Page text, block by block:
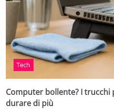
Tech
Computer bollente? I
durare di più